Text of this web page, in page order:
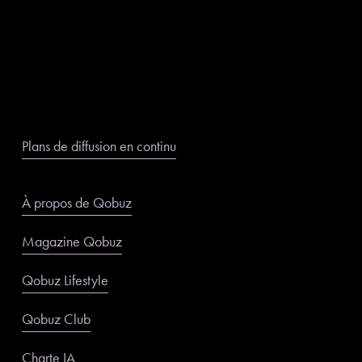
Plans de diffusion en continu
À propos de Qobuz
Magazine Qobuz
Qobuz Lifestyle
Qobuz Club
Charte IA